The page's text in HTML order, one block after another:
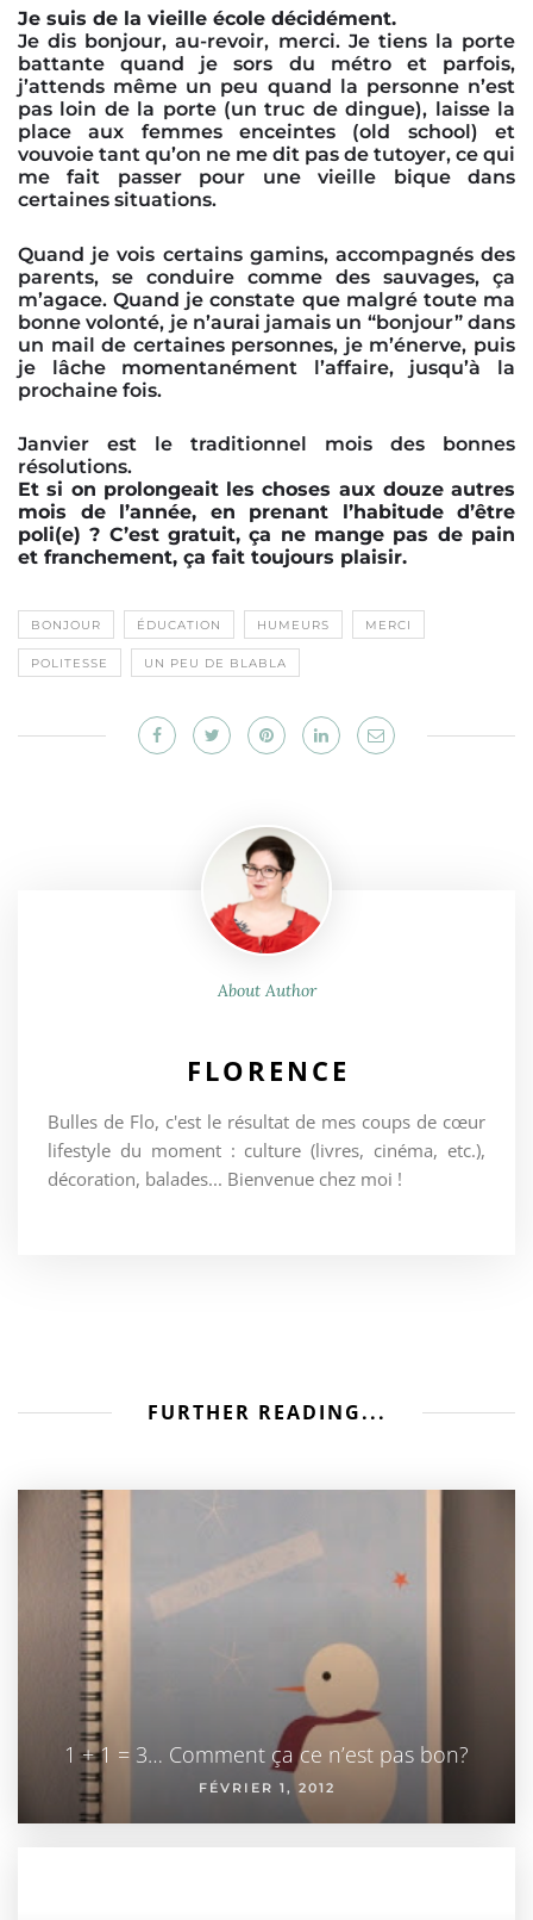
Je suis de la vieille école décidément.
Je dis bonjour, au-revoir, merci. Je tiens la porte
battante quand je sors du métro et parfois,
j’attends même un peu quand la personne n’est
pas loin de la porte (un truc de dingue), laisse la
place aux femmes enceintes (old school) et
vouvoie tant qu’on ne me dit pas de tutoyer, ce qui
me fait passer pour une vieille bique dans
certaines situations.
Quand je vois certains gamins, accompagnés des
parents, se conduire comme des sauvages, ça
m’agace. Quand je constate que malgré toute ma
bonne volonté, je n’aurai jamais un “bonjour” dans
un mail de certaines personnes, je m’énerve, puis
je lâche momentanément l’affaire, jusqu’à la
prochaine fois.
Janvier est le traditionnel mois des bonnes
résolutions.
Et si on prolongeait les choses aux douze autres
mois de l’année, en prenant l’habitude d’être
poli(e) ? C’est gratuit, ça ne mange pas de pain
et franchement, ça fait toujours plaisir.
BONJOUR ÉDUCATION HUMEURS MERCI
POLITESSE UN PEU DE BLABLA
About Author
FLORENCE
Bulles de Flo, c'est le résultat de mes coups de cœur
lifestyle du moment : culture (livres, cinéma, etc.),
décoration, balades... Bienvenue chez moi !
FURTHER READING...
1 + 1 = 3… Comment ça ce n’est pas bon?
FÉVRIER 1, 2012